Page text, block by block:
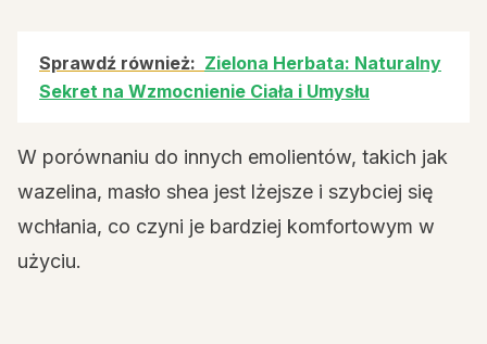
Sprawdź również: Zielona Herbata: Naturalny
Sekret na Wzmocnienie Ciała i Umysłu
W porównaniu do innych emolientów, takich jak
wazelina, masło shea jest lżejsze i szybciej się
wchłania, co czyni je bardziej komfortowym w
użyciu.